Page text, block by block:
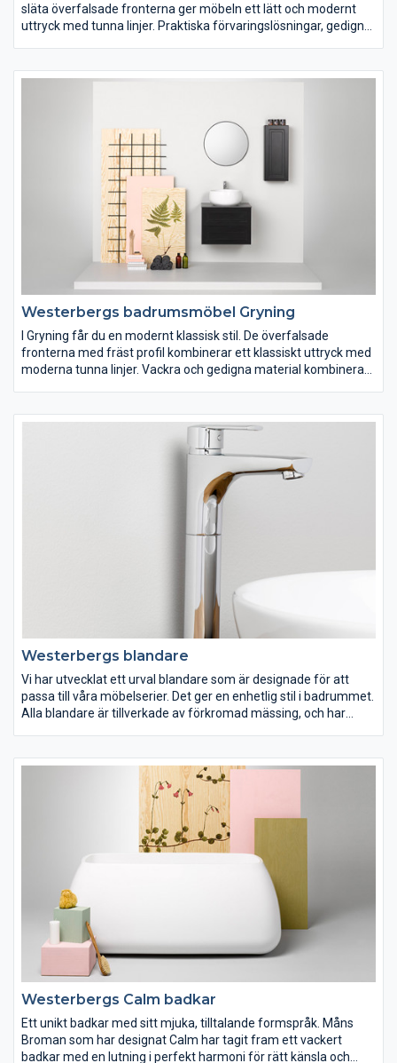
släta överfalsade fronterna ger möbeln ett lätt och modernt
uttryck med tunna linjer. Praktiska förvaringslösningar, gedigna
som passar in i de flesta skandinaviska hem.
Westerbergs badrumsmöbel Gryning
I Gryning får du en modernt klassisk stil. De överfalsade
fronterna med fräst profil kombinerar ett klassiskt uttryck med
moderna tunna linjer. Vackra och gedigna material kombineras
dekorativa detaljer
Westerbergs blandare
Vi har utvecklat ett urval blandare som är designade för att
passa till våra möbelserier. Det ger en enhetlig stil i badrummet.
Alla blandare är tillverkade av förkromad mässing, och har
Westerbergs Calm badkar
Ett unikt badkar med sitt mjuka, tilltalande formspråk. Måns
Broman som har designat Calm har tagit fram ett vackert
badkar med en lutning i perfekt harmoni för rätt känsla och